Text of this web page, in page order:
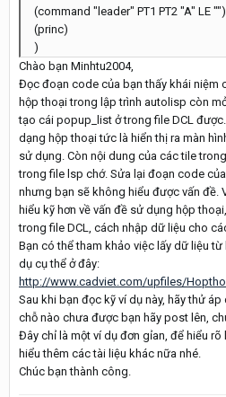
(command "leader" PT1 PT2 "A" LE "")
(princ)
)
Chào bạn Minhtu2004,
Đọc đoạn code của bạn thấy khái niệm
hộp thoại trong lập trình autolisp còn
tạo cái popup_list ở trong file DCL
dạng hộp thoại tức là hiển thị ra màn
sử dụng. Còn nội dung của các tile
trong file lsp chớ. Sửa lại đoạn code
nhưng bạn sẽ không hiểu được vấn đề.
hiểu kỹ hơn về vấn đề sử dụng hộp
trong file DCL, cách nhập dữ liệu cho
Bạn có thể tham khảo việc lấy dữ liệu
dụ cụ thể ở đây:
http://www.cadviet.com/upfiles/
Sau khi bạn đọc kỹ ví dụ này, hãy thử
chỗ nào chưa được bạn hãy post lên,
Đây chỉ là một ví dụ đơn gỉan, để hiểu rõ
hiểu thêm các tài liệu khác nữa nhé.
Chúc bạn thành công.